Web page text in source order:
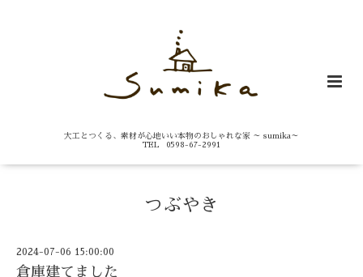
大工とつくる、素材が心地いい本物のおしゃれな家 ～ sumika～
TEL 0598-67-2991
つぶやき
2024-07-06 15:00:00
倉庫建てました